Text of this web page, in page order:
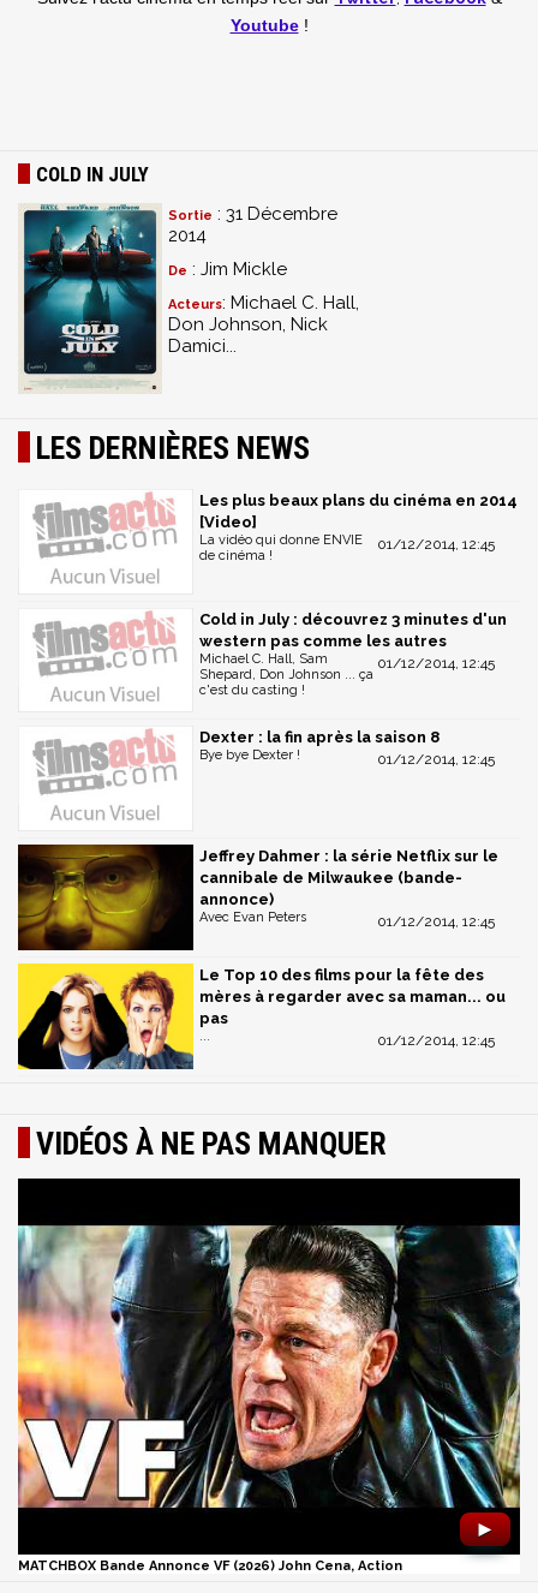
Youtube!
COLD IN JULY
Sortie : 31 Décembre
2014
De : Jim Mickle
Acteurs: Michael C. Hall,
Don Johnson, Nick
Damici...
LES DERNIÈRES NEWS
Les plus beaux plans du cinéma en 2014
[Video]
01/12/2014, 12:45
La vidéo qui donne ENVIE
de cinéma !
Cold in July : découvrez 3 minutes d'un
western pas comme les autres
01/12/2014, 12:45
Michael C. Hall, Sam
Shepard, Don Johnson ... ça
c'est du casting !
Dexter : la fin après la saison 8
01/12/2014, 12:45
Bye bye Dexter !
Jeffrey Dahmer : la série Netflix sur le
cannibale de Milwaukee (bande-
annonce)
01/12/2014, 12:45
Avec Evan Peters
Le Top 10 des films pour la fête des
mères à regarder avec sa maman... ou
pas
01/12/2014, 12:45
...
VIDÉOS À NE PAS MANQUER
►
MATCHBOX Bande Annonce VF (2026) John Cena, Action